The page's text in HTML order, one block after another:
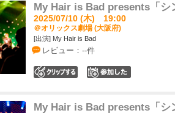
My Hair is Bad presents「シ
2025/07/10 (木) 19:00
＠オリックス劇場 (大阪府)
[出演] My Hair is Bad
レビュー：--件
My Hair is Bad presents「シ